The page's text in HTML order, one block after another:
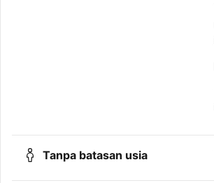
Tanpa batasan usia